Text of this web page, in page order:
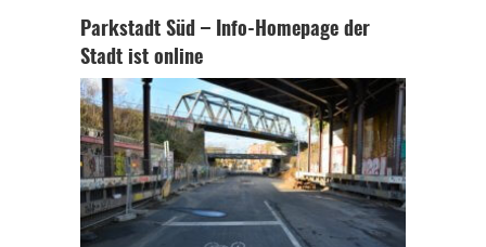
Parkstadt Süd – Info-Homepage der
Stadt ist online